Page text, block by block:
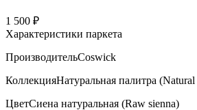
1 500 ₽
Характеристики паркета
ПроизводительCoswick
КоллекцияНатуральная палитра
ЦветСиена натуральная (Raw sienna)